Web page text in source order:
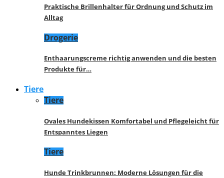
Praktische Brillenhalter für Ordnung und Schutz im
Alltag
Drogerie
Enthaarungscreme richtig anwenden und die besten
Produkte für…
Tiere
Tiere
Ovales Hundekissen Komfortabel und Pflegeleicht für
Entspanntes Liegen
Tiere
Hunde Trinkbrunnen: Moderne Lösungen für die